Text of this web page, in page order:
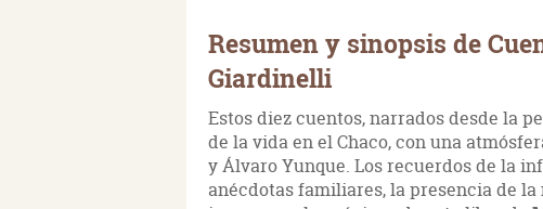
Resumen y sinopsis de
Giardinelli
Estos diez cuentos, narrados desde la
de la vida en el Chaco, con una
y Álvaro Yunque. Los recuerdos de la
anécdotas familiares, la presencia de